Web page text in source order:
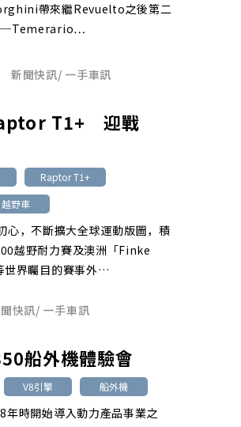
帶來繼Revuelto之後第二
─Temerario…
新聞快訊/ 一手車訊
T1+ 迎戰
Raptor T1+
越野車
心，不斷擴大全球運動版圖，積
越野耐力賽及澳洲「Finke
世界矚目的賽事外…
快訊/ 一手車訊
船外機體驗會
V8引擎 船外機
時開始導入動力產品事業之